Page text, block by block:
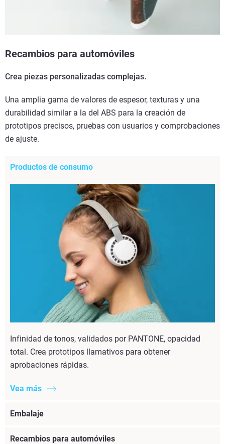
Recambios para automóviles
Crea piezas personalizadas complejas.
Una amplia gama de valores de espesor, texturas y una
durabilidad similar a la del ABS para la creación de
prototipos precisos, pruebas con usuarios y comprobaciones
de ajuste.
Productos de consumo
Infinidad de tonos, validados por PANTONE, opacidad
total. Crea prototipos llamativos para obtener
aprobaciones rápidas.
Vea más
Embalaje
Recambios para automóviles